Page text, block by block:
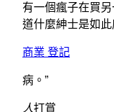
有一個瘋子在買
道什麼紳士是如此
商業 登記
病。”
人打賞